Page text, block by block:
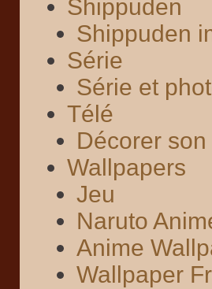
Shippuden
Shippuden
Série
Série et
Télé
Décorer
Wallpapers
Jeu
Naruto
Anime
Wallpaper